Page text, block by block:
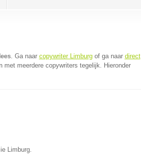
. Ga naar copywriter Limburgof ga naar direct
meerdere copywriters tegelijk. Hieronder
Limburg.